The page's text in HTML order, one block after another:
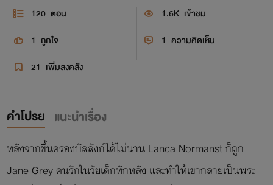
120 ตอน 1.6K เข้าชม
1 ถูกใจ 1 ความคิดเห็น
21 เพิ่มลงคลัง
คำโปรย แนะนำเรื่อง
หลังจากขึ้นครองบัลลังก์ได้ไม่นาน Lanca Normanst ก็ถูก
Jane Grey คนรักในวัยเด็กหักหลัง และทำให้เขากลายเป็นพระ